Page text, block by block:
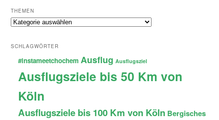
THEMEN
Themen
SCHLAGWÖRTER
#instameetchochem Ausflug Ausflugsziel
Ausflugsziele bis 50 Km von
Köln
Ausflugsziele bis 100 Km von Köln Bergisches